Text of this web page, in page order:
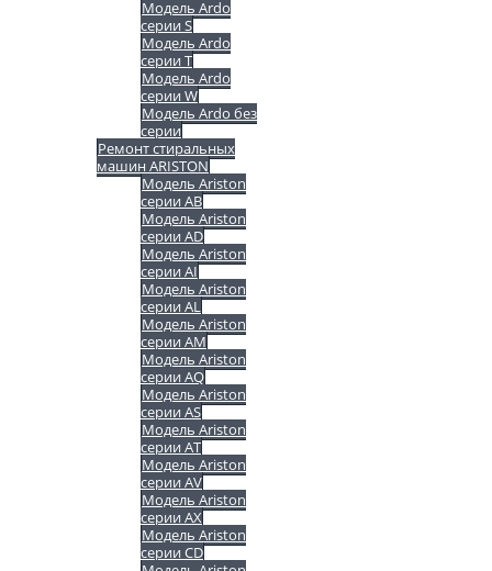
Модель Ardo
серии S
Модель Ardo
серии T
Модель Ardo
серии W
Модель Ardo без
серии
Ремонт стиральных
машин ARISTON
Модель Ariston
серии AB
Модель Ariston
серии AD
Модель Ariston
серии AI
Модель Ariston
серии AL
Модель Ariston
серии AM
Модель Ariston
серии AQ
Модель Ariston
серии AS
Модель Ariston
серии AT
Модель Ariston
серии AV
Модель Ariston
серии AX
Модель Ariston
серии CD